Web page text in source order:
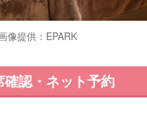
像提供：EPARK
認・ネット予約